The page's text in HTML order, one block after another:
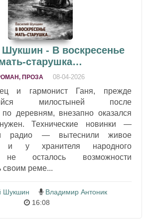
- В воскресенье
старушка…
ПРОЗА 08-04-2026
и гармонист Ганя, прежде
милостыней после
деревням, внезапно оказался
Технические новинки —
радио — вытеснили живое
и у хранителя народного
не осталось возможности
своим реме...
Шукшин
Владимир Антоник
16:08